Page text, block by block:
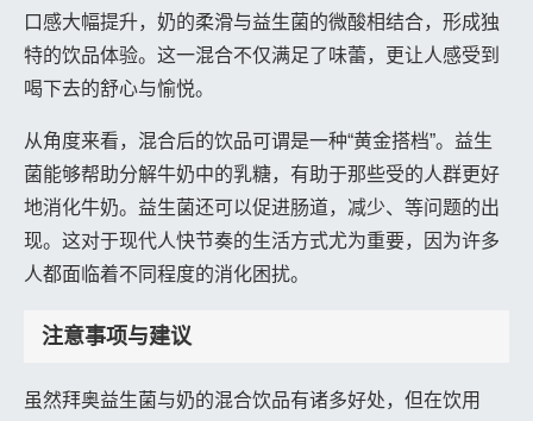
口感大幅提升，奶的柔滑与益生菌的微酸相结合，形成独
特的饮品体验。这一混合不仅满足了味蕾，更让人感受到
喝下去的舒心与愉悦。
从角度来看，混合后的饮品可谓是一种“黄金搭档”。益生
菌能够帮助分解牛奶中的乳糖，有助于那些受的人群更好
地消化牛奶。益生菌还可以促进肠道，减少、等问题的出
现。这对于现代人快节奏的生活方式尤为重要，因为许多
人都面临着不同程度的消化困扰。
注意事项与建议
虽然拜奥益生菌与奶的混合饮品有诸多好处，但在饮用